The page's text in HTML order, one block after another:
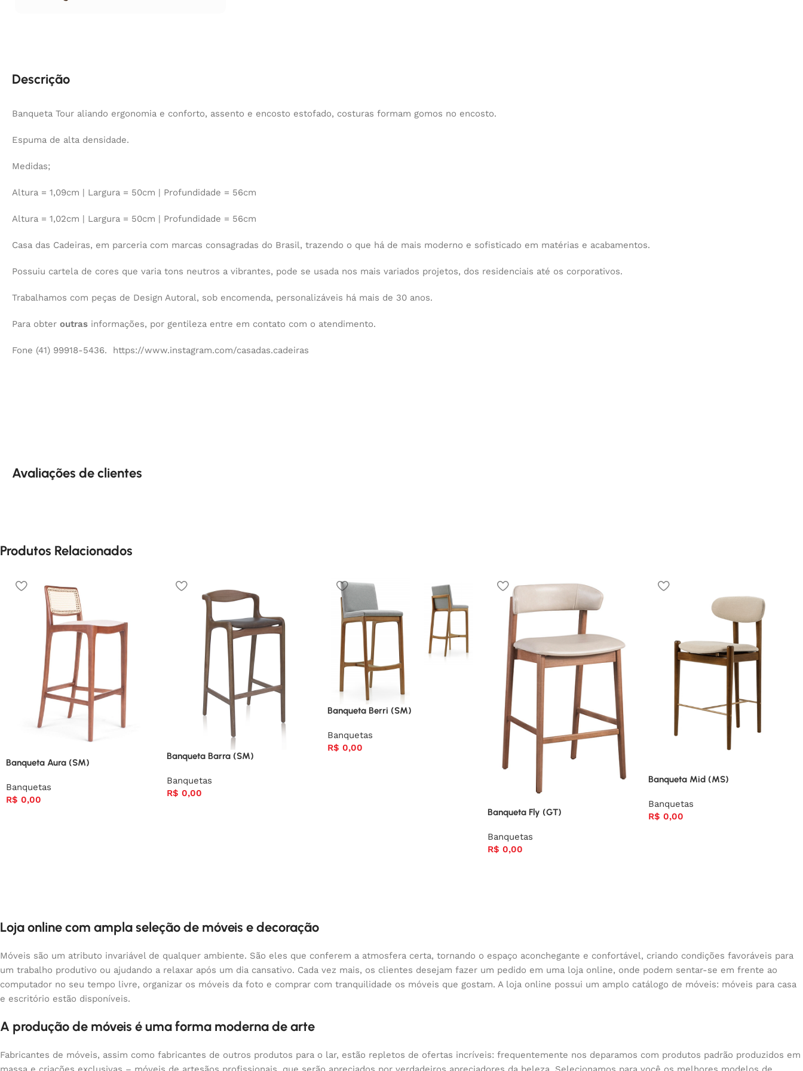
Descrição
Banqueta Tour aliando ergonomia e conforto, assento e encosto estofado, costuras formam gomos no encosto.
Espuma de alta densidade.
Medidas;
Altura = 1,09cm | Largura = 50cm | Profundidade = 56cm
Altura = 1,02cm | Largura = 50cm | Profundidade = 56cm
Casa das Cadeiras, em parceria com marcas consagradas do Brasil, trazendo o que há de mais moderno e sofisticado em matérias e acabamentos.
Possuiu cartela de cores que varia tons neutros a vibrantes, pode se usada nos mais variados projetos, dos residenciais até os corporativos.
Trabalhamos com peças de Design Autoral, sob encomenda, personalizáveis há mais de 30 anos.
Para obter outras informações, por gentileza entre em contato com o atendimento.
Fone (41) 99918-5436. https://www.instagram.com/casadas.cadeiras
Avaliações de clientes
Produtos Relacionados
Banqueta Aura (SM)
Banquetas
R$ 0,00
Banqueta Barra (SM)
Banquetas
R$ 0,00
Banqueta Berri (SM)
Banquetas
R$ 0,00
Banqueta Fly (GT)
Banquetas
R$ 0,00
Banqueta Mid (MS)
Banquetas
R$ 0,00
Loja online com ampla seleção de móveis e decoração
Móveis são um atributo invariável de qualquer ambiente. São eles que conferem a atmosfera certa, tornando o espaço aconchegante e confortável, criando condições favoráveis para
um trabalho produtivo ou ajudando a relaxar após um dia cansativo. Cada vez mais, os clientes desejam fazer um pedido em uma loja online, onde podem sentar-se em frente ao
computador no seu tempo livre, organizar os móveis da foto e comprar com tranquilidade os móveis que gostam. A loja online possui um amplo catálogo de móveis: móveis para casa
e escritório estão disponíveis.
A produção de móveis é uma forma moderna de arte
Fabricantes de móveis, assim como fabricantes de outros produtos para o lar, estão repletos de ofertas incríveis: frequentemente nos deparamos com produtos padrão produzidos em